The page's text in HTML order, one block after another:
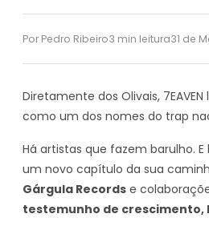
Por Pedro Ribeiro3 min leitura31 de
Diretamente dos Olivais,
como um dos nomes do trap
Há artistas que fazem barulho.
um novo capítulo da sua
Gárgula Records e
testemunho de